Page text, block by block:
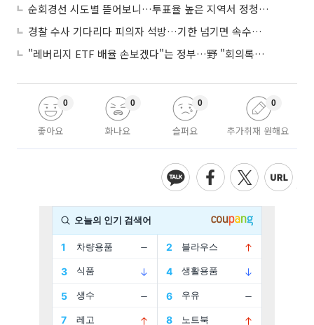
순회경선 시도별 뜯어보니…투표율 높은 지역서 정청래 강세
경찰 수사 기다리다 피의자 석방…기한 넘기면 속수무책
"레버리지 ETF 배율 손보겠다"는 정부…野 "회의록부터 내놔야"
좋아요
0
화나요
0
슬퍼요
0
추가취재 원해요
0